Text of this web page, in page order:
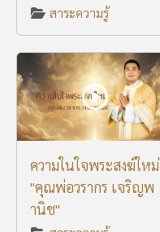
สาระความรู้
ความในใจพระสงฆ์ใหม่
"คุณพ่อวรากร เจริญพ
านิช"